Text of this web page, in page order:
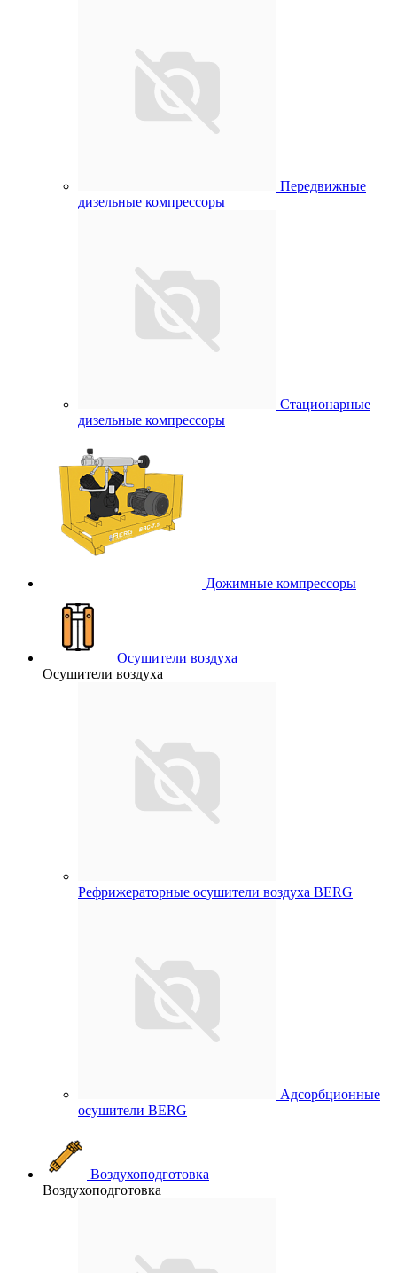
Передвижные
дизельные компрессоры
Стационарные
дизельные компрессоры
Дожимные компрессоры
Осушители воздуха
Осушители воздуха
Рефрижераторные осушители воздуха BERG
Адсорбционные
осушители BERG
Воздухоподготовка
Воздухоподготовка